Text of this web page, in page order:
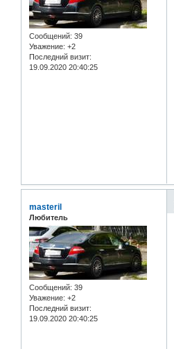
Сообщений: 39
Уважение: +2
Последний визит:
19.09.2020 20:40:25
masteril
Любитель
Сообщений: 39
Уважение: +2
Последний визит:
19.09.2020 20:40:25